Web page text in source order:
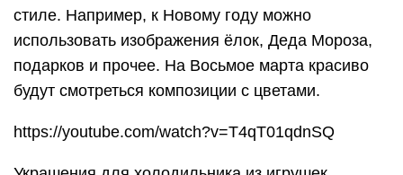
стиле. Например, к Новому году можно
использовать изображения ёлок, Деда Мороза,
подарков и прочее. На Восьмое марта красиво
будут смотреться композиции с цветами.
https://youtube.com/watch?v=T4qT01qdnSQ